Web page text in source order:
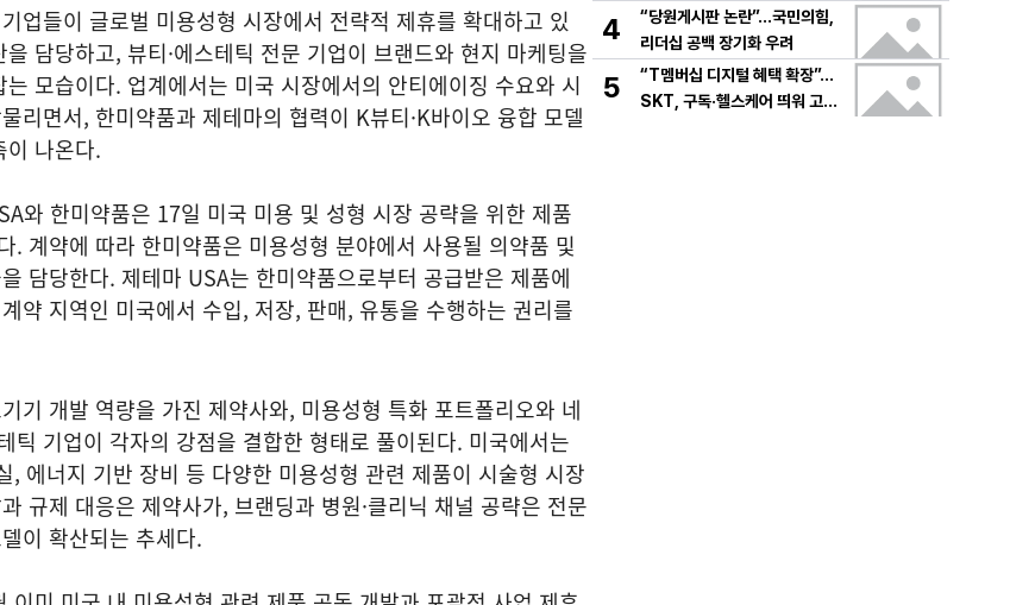
업들이 글로벌 미용성형 시장에서 전략적 제휴를 확대하고 있
담당하고, 뷰티·에스테틱 전문 기업이 브랜드와 현지 마케팅을
모습이다. 업계에서는 미국 시장에서의 안티에이징 수요와 시
리면서, 한미약품과 제테마의 협력이 K뷰티·K바이오 융합 모델
이 나온다.
와 한미약품은 17일 미국 미용 및 성형 시장 공략을 위한 제품
. 계약에 따라 한미약품은 미용성형 분야에서 사용될 의약품 및
담당한다. 제테마 USA는 한미약품으로부터 공급받은 제품에
약 지역인 미국에서 수입, 저장, 판매, 유통을 수행하는 권리를
기 개발 역량을 가진 제약사와, 미용성형 특화 포트폴리오와 네
틱 기업이 각자의 강점을 결합한 형태로 풀이된다. 미국에서는
, 에너지 기반 장비 등 다양한 미용성형 관련 제품이 시술형 시장
규제 대응은 제약사가, 브랜딩과 병원·클리닉 채널 공략은 전문
이 확산되는 추세다.
면 충돌
4
“당원게시판 논란”…국민의힘,
리더십 공백 장기화 우려
5
“T멤버십 디지털 혜택 확장”…
SKT, 구독·헬스케어 띄워 고객